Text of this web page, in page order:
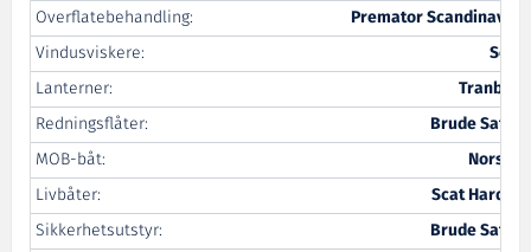
Overflatebehandling:
Premator Scandinavian
Vindusviskere:
Servi
Lanterner:
Tranberg
Redningsflåter:
Brude Safety
MOB-båt:
Norsafe
Livbåter:
Scat Harding
Sikkerhetsutstyr:
Brude Safety